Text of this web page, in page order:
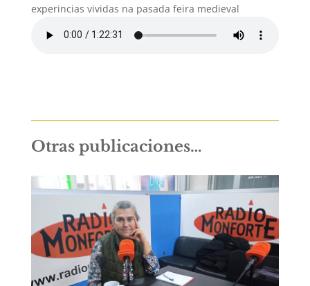
experincias vividas na pasada feira medieval
Otras publicaciones…